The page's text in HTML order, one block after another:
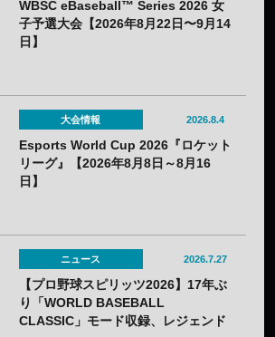
WBSC eBaseball™ Series 2026 女
子予選大会【2026年8月22日〜9月14
日】
大会情報 2026.8.4
Esports World Cup 2026『ロケット
リーグ』【2026年8月8日～8月16
日】
ニュース 2026.7.27
【プロ野球スピリッツ2026】17年ぶ
り「WORLD BASEBALL
CLASSIC」モード収録、レジェンド